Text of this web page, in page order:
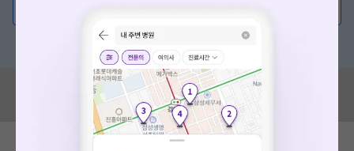
혹은, 의료상담 서비스에 다양한 게시글 보러가기
혹시 잘못된 병원정보가 있나요?
모두닥 팀에 알려주세요!